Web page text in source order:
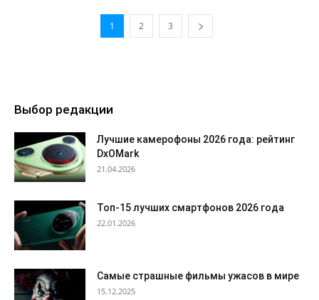
1 2 3
Выбор редакции
Лучшие камерофоны 2026 года: рейтинг
DxOMark
21.04.2026
Топ-15 лучших смартфонов 2026 года
22.01.2026
Самые страшные фильмы ужасов в мире
15.12.2025